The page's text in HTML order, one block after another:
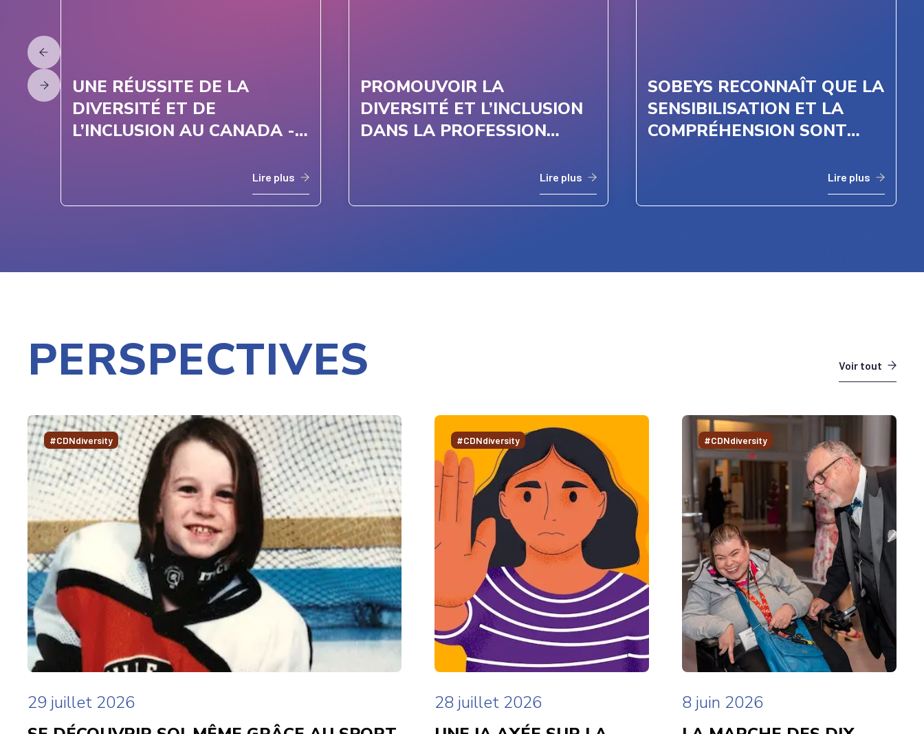
UNE RÉUSSITE DE LA
DIVERSITÉ ET DE
L’INCLUSION AU CANADA -
Lire plus
PROMOUVOIR LA
DIVERSITÉ ET L’INCLUSION
DANS LA PROFESSION
Lire plus
SOBEYS RECONNAÎT QUE LA
SENSIBILISATION ET LA
COMPRÉHENSION SONT
L’INCLUSION PARMI SES
EMPLOYÉ(E)S – SOBEYS INC.
Lire plus
PERSPECTIVES Voir tout
#CDNdiversity
29 juillet 2026
#CDNdiversity
28 juillet 2026
#CDNdiversity
8 juin 2026